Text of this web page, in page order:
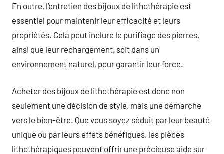
En outre, l’entretien des bijoux de lithothérapie est
essentiel pour maintenir leur efficacité et leurs
propriétés. Cela peut inclure le purifiage des pierres,
ainsi que leur rechargement, soit dans un
environnement naturel, pour garantir leur force.
Acheter des bijoux de lithothérapie est donc non
seulement une décision de style, mais une démarche
vers le bien-être. Que vous soyez séduit par leur beauté
unique ou par leurs effets bénéfiques, les pièces
lithothérapiques peuvent offrir une précieuse aide sur